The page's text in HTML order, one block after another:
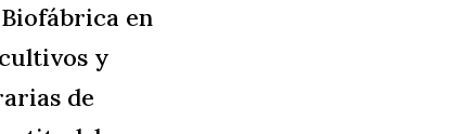
en
y
de